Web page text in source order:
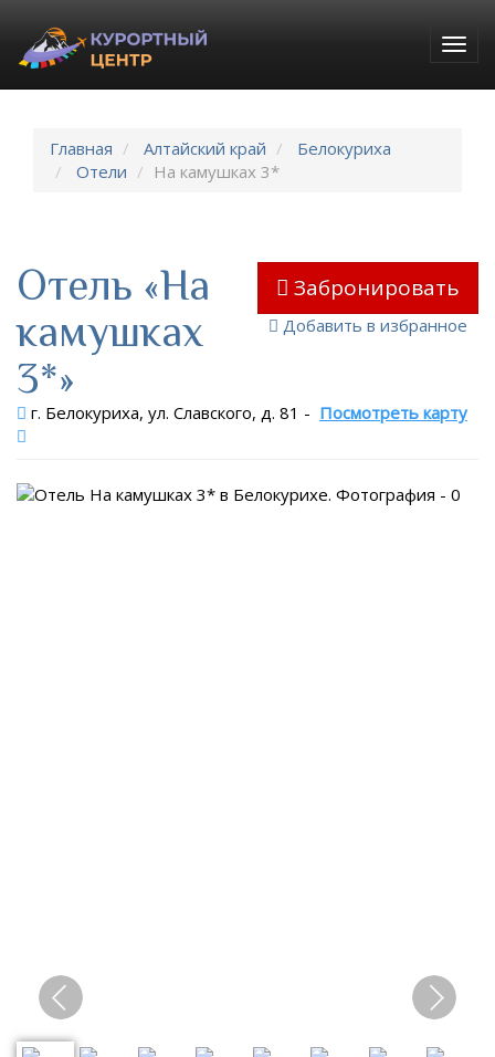
Главная Алтайский край
Белокуриха
Отели
На камушках 3*
Забронировать
Добавить в избранное
Отель «На
камушках
3*»
г. Белокуриха, ул. Славского, д. 81 - Посмотреть карту